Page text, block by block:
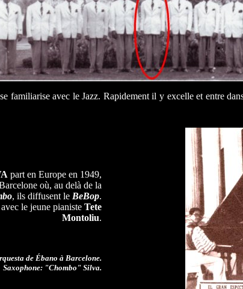
familiarise avec le Jazz. Rapidement il y excelle et entre
part en Europe en 1949,
où, au delà de la
, ils diffusent le BeBop.
le jeune pianiste Tete
Montoliu.
de Ébano à Barcelone.
Saxophone: "Chombo " Silva.